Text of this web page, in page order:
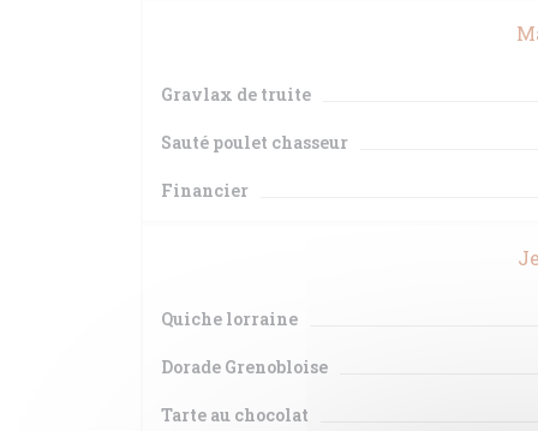
Gravlax de truite
Sauté poulet chasseur
Financier
Quiche lorraine
Dorade Grenobloise
Tarte au chocolat